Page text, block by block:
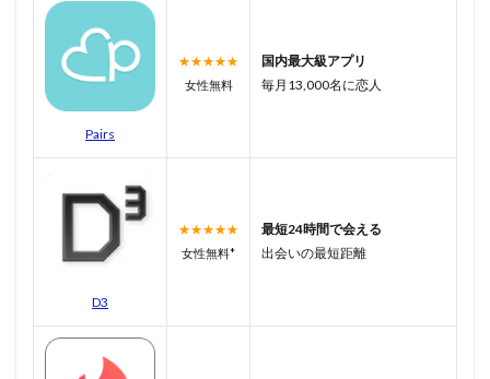
Pairs
★★★★★
女性無料
国内最大級アプリ
毎月13,000名に恋人
D3
★★★★★
女性無料*
最短24時間で会える
出会いの最短距離